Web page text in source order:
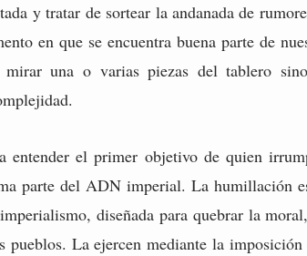
y tratar de sortear la andanada de
en que se encuentra buena parte de
una o varias piezas del tablero
entender el primer objetivo de quien
parte del ADN imperial. La humillación
diseñada para quebrar la
pueblos. La ejercen mediante la